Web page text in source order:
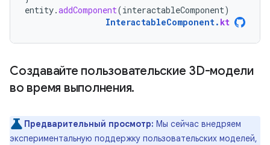
entity.addComponent(interactableComponent)
InteractableComponent. kt
Создавайте пользовательские 3D-модели
во время выполнения.
Предварительный просмотр: Мы сейчас внедряем
экспериментальную поддержку пользовательских моделей,